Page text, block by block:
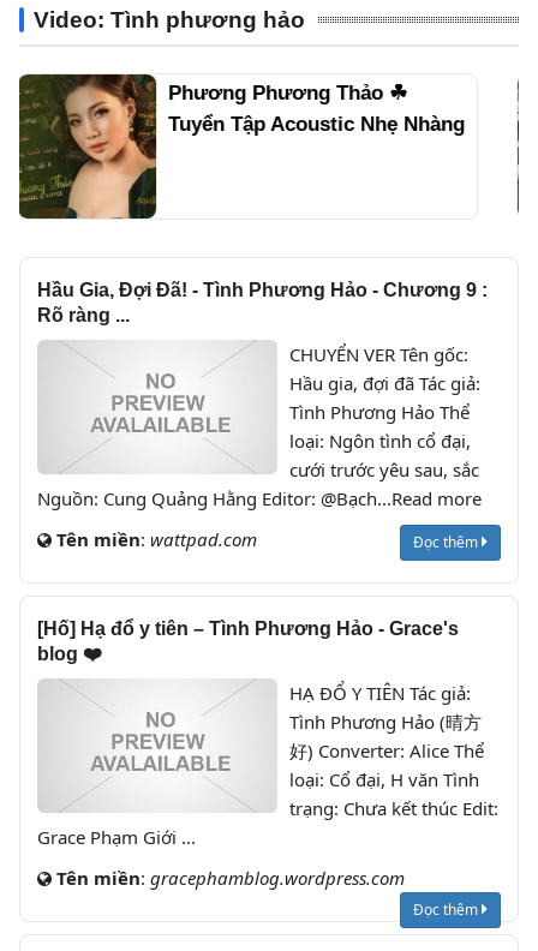
Video: Tình phương hảo
Tuyển Tập Những Bản Nhạc
Hay Của Phương Phương
Hầu Gia, Đợi Đã! - Tình Phương Hảo - Chương 9 :
Rõ ràng ...
CHUYỂN VER Tên gốc:
Hầu gia, đợi đã Tác giả:
Tình Phương Hảo Thể
loại: Ngôn tình cổ đại,
cưới trước yêu sau, sắc
Nguồn: Cung Quảng Hằng Editor: @Bạch...Read more
Tên miền: wattpad.com Đọc thêm
[Hố] Hạ đổ y tiên – Tình Phương Hảo - Grace's
blog ❤️
HẠ ĐỔ Y TIÊN Tác giả:
Tình Phương Hảo (晴方
好) Converter: Alice Thể
loại: Cổ đại, H văn Tình
trạng: Chưa kết thúc Edit:
Grace Phạm Giới ...
Tên miền: gracephamblog.wordpress.com
Đọc thêm